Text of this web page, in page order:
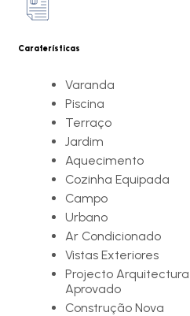
Caraterísticas
Varanda
Piscina
Terraço
Jardim
Aquecimento
Cozinha Equipada
Campo
Urbano
Ar Condicionado
Vistas Exteriores
Projecto Arquitectura
Aprovado
Construção Nova